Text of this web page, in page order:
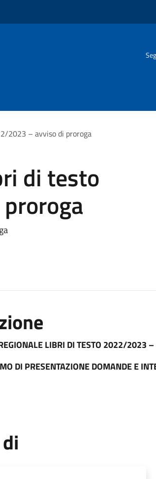
2023 – avviso di proroga
di testo
LIBRI DI TESTO 2022/2023
DI PRESENTAZIONE DOMANDE E